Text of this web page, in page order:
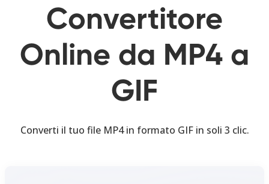
Convertitore
Online da MP4 a
GIF
Converti il tuo file MP4 in formato GIF in soli 3 clic.